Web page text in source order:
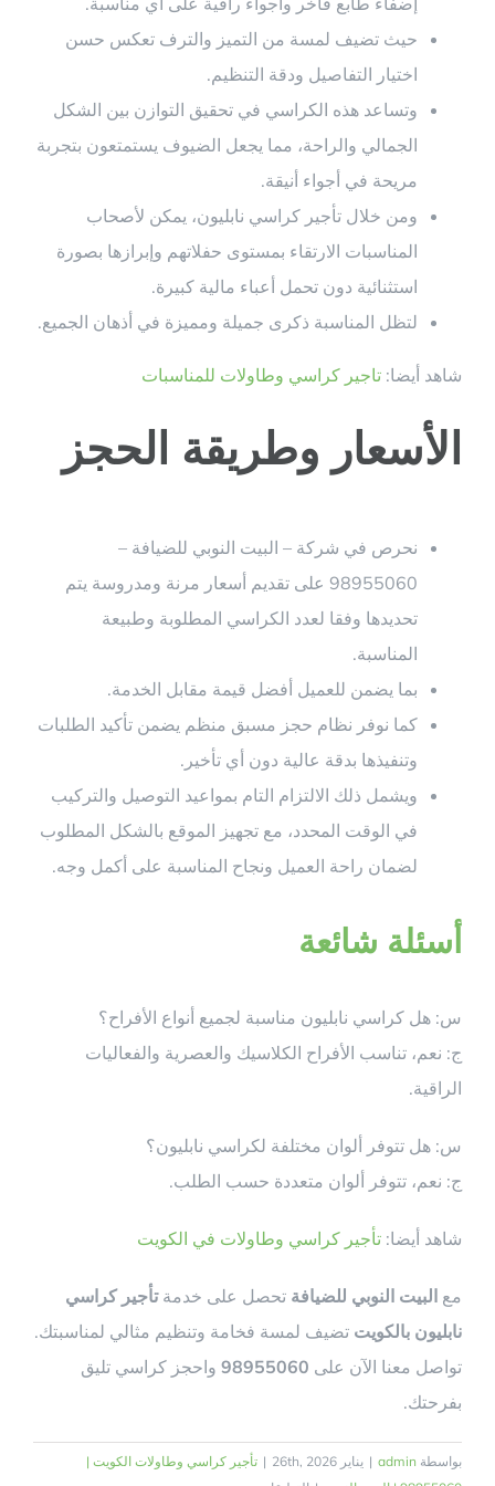
حيث تضيف لمسة من التميز والترف تعكس حسن
اختيار التفاصيل ودقة التنظيم.
وتساعد هذه الكراسي في تحقيق التوازن بين الشكل
الجمالي والراحة، مما يجعل الضيوف يستمتعون بتجربة
مريحة في أجواء أنيقة.
ومن خلال تأجير كراسي نابليون، يمكن لأصحاب
المناسبات الارتقاء بمستوى حفلاتهم وإبرازها بصورة
استثنائية دون تحمل أعباء مالية كبيرة.
لتظل المناسبة ذكرى جميلة ومميزة في أذهان الجميع.
شاهد أيضا: تاجير كراسي وطاولات للمناسبات
الأسعار وطريقة الحجز
نحرص في شركة – البيت النوبي للضيافة –
98955060 على تقديم أسعار مرنة ومدروسة يتم
تحديدها وفقا لعدد الكراسي المطلوبة وطبيعة
المناسبة.
بما يضمن للعميل أفضل قيمة مقابل الخدمة.
كما نوفر نظام حجز مسبق منظم يضمن تأكيد الطلبات
وتنفيذها بدقة عالية دون أي تأخير.
ويشمل ذلك الالتزام التام بمواعيد التوصيل والتركيب
في الوقت المحدد، مع تجهيز الموقع بالشكل المطلوب
لضمان راحة العميل ونجاح المناسبة على أكمل وجه.
أسئلة شائعة
س: هل كراسي نابليون مناسبة لجميع أنواع الأفراح؟
ج: نعم، تناسب الأفراح الكلاسيك والعصرية والفعاليات
الراقية.
س: هل تتوفر ألوان مختلفة لكراسي نابليون؟
ج: نعم، تتوفر ألوان متعددة حسب الطلب.
شاهد أيضا: تأجير كراسي وطاولات في الكويت
مع البيت النوبي للضيافة تحصل على خدمةتأجير كراسي
نابليون بالكويت تضيف لمسة فخامة وتنظيم مثالي لمناسبتك.
تواصل معنا الآن على 98955060 واحجز كراسي تليق
بفرحتك.
بواسطة admin
| يناير 26th, 2026 | تأجير كراسي وطاولات الكويت |